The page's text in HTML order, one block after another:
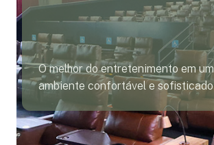
O melhor do entretenimento em um
ambiente confortável e sofisticado